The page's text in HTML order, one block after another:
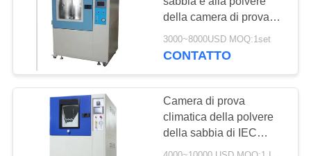
Passeggiata in
camera di prova
della camera di prova
ambientale universale
LIYI
3000~8000USD MOQ:1set
CONTATTO
Camera di prova
climatica della polvere
della sabbia di IEC
60529 di Liyi/tester